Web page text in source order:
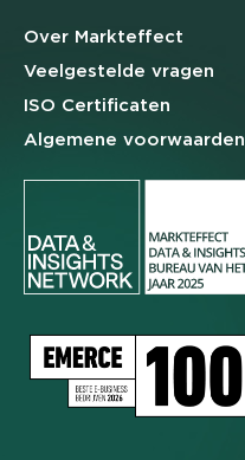
Over Markteffect
Veelgestelde vragen
ISO Certificaten
Algemene voorwaarden